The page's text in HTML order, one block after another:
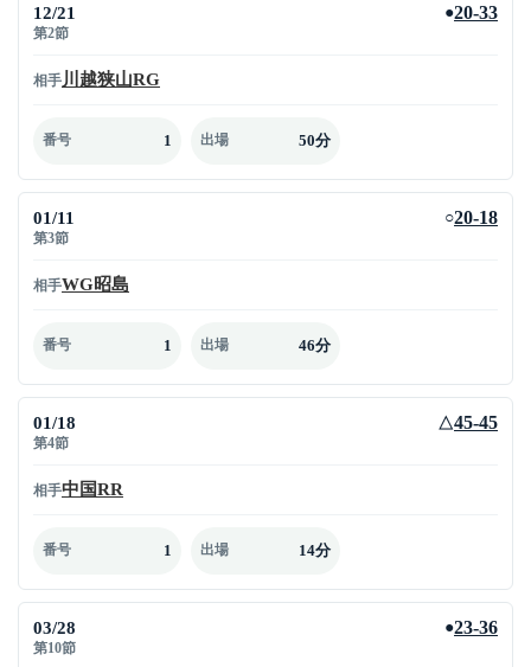
12/21
第2節
●20-33
相手 川越狭山RG
番号 1 出場 50分
01/11
第3節
○20-18
相手WG昭島
番号 1 出場 46分
01/18
第4節
△45-45
相手中国RR
番号 1 出場 14分
03/28
第10節
●23-36